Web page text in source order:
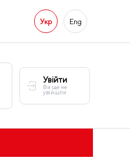
Укр Eng
Увійти
Ви ще не
увійшли